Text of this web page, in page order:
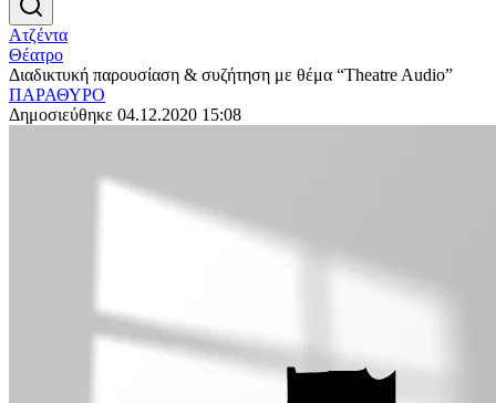
Ατζέντα
Θέατρο
Διαδικτυκή παρουσίαση & συζήτηση με θέμα “Theatre Audio”
ΠΑΡΑΘΥΡΟ
Δημοσιεύθηκε 04.12.2020 15:08